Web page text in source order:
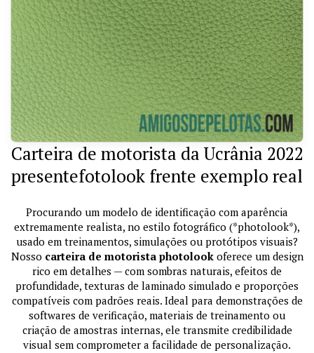
Carteira de motorista da Ucrânia 2022
presentefotolook frente exemplo real
Procurando um modelo de identificação com aparência
extremamente realista, no estilo fotográfico (*photolook*),
usado em treinamentos, simulações ou protótipos visuais?
Nosso carteira de motorista photolookoferece um design
rico em detalhes — com sombras naturais, efeitos de
profundidade, texturas de laminado simulado e proporções
compatíveis com padrões reais. Ideal para demonstrações de
softwares de verificação, materiais de treinamento ou
criação de amostras internas, ele transmite credibilidade
visual sem comprometer a facilidade de personalização.